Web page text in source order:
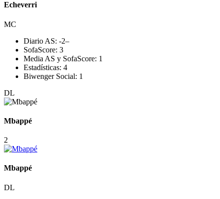
Echeverri
MC
Diario AS: -2–
SofaScore: 3
Media AS y SofaScore: 1
Estadísticas: 4
Biwenger Social: 1
DL
Mbappé
2
Mbappé
DL